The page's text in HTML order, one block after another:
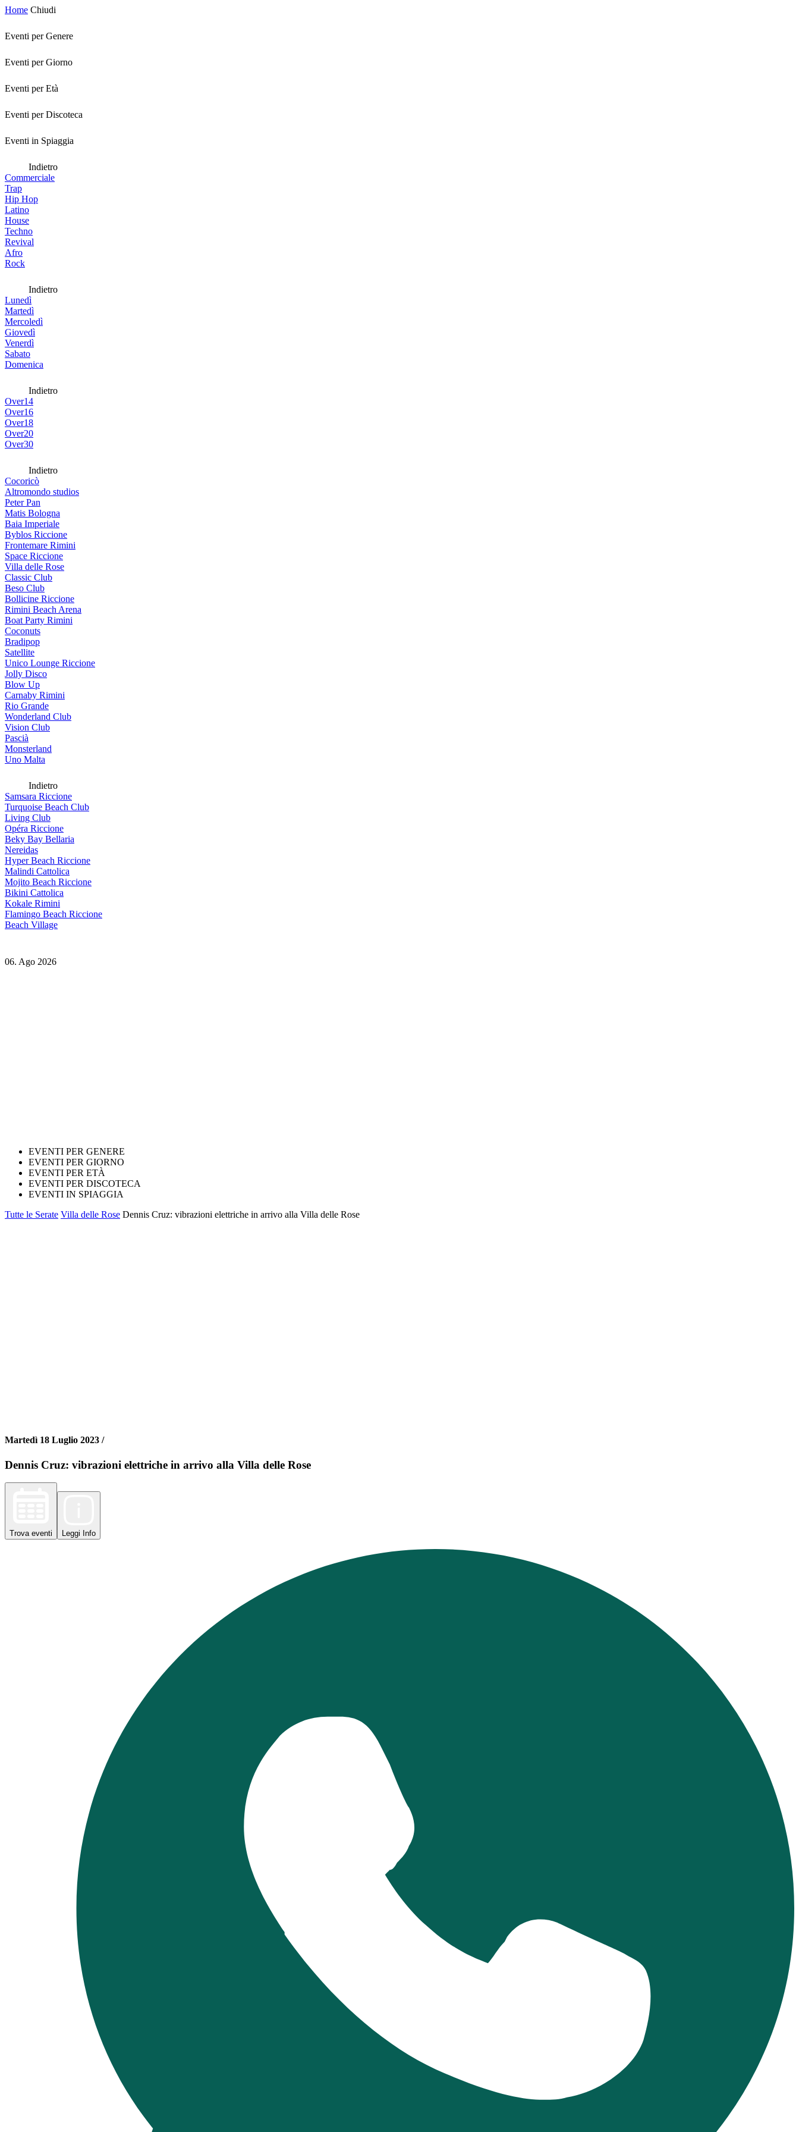
Home Chiudi
Eventi per Genere
Eventi per Giorno
Eventi per Età
Eventi per Discoteca
Eventi in Spiaggia
Indietro
Commerciale
Trap
Hip Hop
Latino
House
Techno
Revival
Afro
Rock
Indietro
Lunedì
Martedì
Mercoledì
Giovedì
Venerdì
Sabato
Domenica
Indietro
Over14
Over16
Over18
Over20
Over30
Indietro
Cocoricò
Altromondo studios
Peter Pan
Matis Bologna
Baia Imperiale
Byblos Riccione
Frontemare Rimini
Space Riccione
Villa delle Rose
Classic Club
Beso Club
Bollicine Riccione
Rimini Beach Arena
Boat Party Rimini
Coconuts
Bradipop
Satellite
Unico Lounge Riccione
Jolly Disco
Blow Up
Carnaby Rimini
Rio Grande
Wonderland Club
Vision Club
Pascià
Monsterland
Uno Malta
Indietro
Samsara Riccione
Turquoise Beach Club
Living Club
Opéra Riccione
Beky Bay Bellaria
Nereidas
Hyper Beach Riccione
Malindi Cattolica
Mojito Beach Riccione
Bikini Cattolica
Kokale Rimini
Flamingo Beach Riccione
Beach Village
06. Ago 2026
EVENTI PER GENERE
EVENTI PER GIORNO
EVENTI PER ETÀ
EVENTI PER DISCOTECA
EVENTI IN SPIAGGIA
Tutte le Serate Villa delle Rose Dennis Cruz: vibrazioni elettriche in arrivo alla Villa delle Rose
Martedì 18 Luglio 2023 /
Dennis Cruz: vibrazioni elettriche in arrivo alla Villa delle Rose
Trova eventi Leggi Info